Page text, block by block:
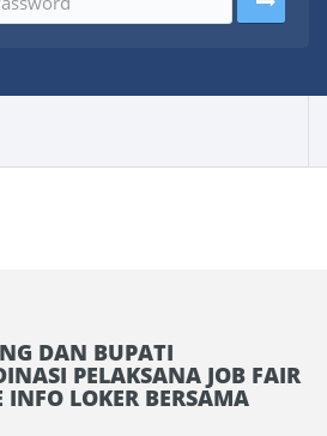
DAN BUPATI
PELAKSANA JOB FAIR
LOKER BERSAMA